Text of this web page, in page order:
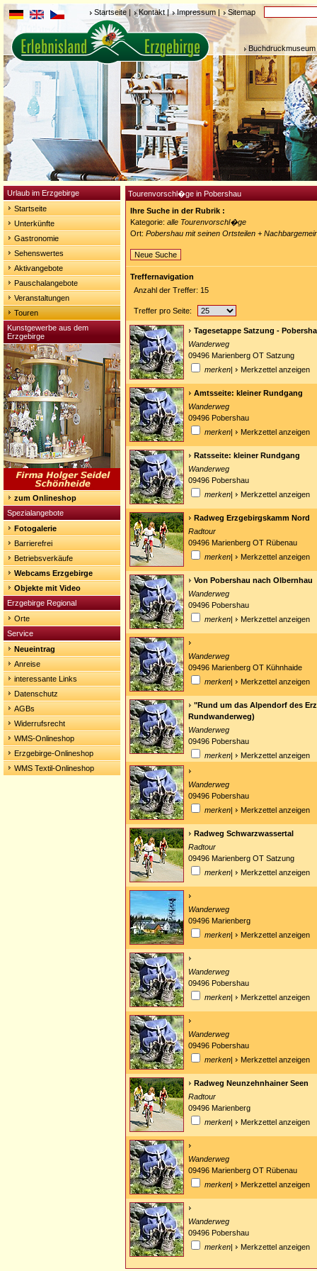
Startseite | Kontakt | Impressum | Sitemap
Urlaub im Erzgebirge
Startseite
Unterkünfte
Gastronomie
Sehenswertes
Aktivangebote
Pauschalangebote
Veranstaltungen
Touren
Kunstgewerbe aus dem
Erzgebirge
zum Onlineshop
Spezialangebote
Fotogalerie
Barrierefrei
Betriebsverkäufe
Webcams Erzgebirge
Objekte mit Video
Erzgebirge Regional
Orte
Service
Neueintrag
Anreise
interessante Links
Datenschutz
AGBs
Widerrufsrecht
WMS-Onlineshop
Erzgebirge-Onlineshop
WMS Textil-Onlineshop
Tourenvorschl�ge in Pobershau
Ihre Suche in der Rubrik :
Kategorie: alle Tourenvorschl�ge
Ort: Pobershau mit seinen Ortsteilen +
Neue Suche
Treffernavigation
Anzahl der Treffer: 15
Treffer pro Seite:
Tagesetappe Satzung -
Wanderweg
09496 Marienberg OT Satzung
merken| Merkzettel anzeigen
Amtsseite: kleiner Rundgang
Wanderweg
09496 Pobershau
merken| Merkzettel anzeigen
Ratsseite: kleiner Rundgang
Wanderweg
09496 Pobershau
merken| Merkzettel anzeigen
Radweg Erzgebirgskamm Nord
Radtour
09496 Marienberg OT Rübenau
merken| Merkzettel anzeigen
Von Pobershau nach Olbernhau
Wanderweg
09496 Pobershau
merken| Merkzettel anzeigen
Wanderweg
09496 Marienberg OT Kühnhaide
merken| Merkzettel anzeigen
"Rund um das Alpendorf des
Rundwanderweg)
Wanderweg
09496 Pobershau
merken| Merkzettel anzeigen
Wanderweg
09496 Pobershau
merken| Merkzettel anzeigen
Radweg Schwarzwassertal
Radtour
09496 Marienberg OT Satzung
merken| Merkzettel anzeigen
Wanderweg
09496 Marienberg
merken| Merkzettel anzeigen
Wanderweg
09496 Pobershau
merken| Merkzettel anzeigen
Wanderweg
09496 Pobershau
merken| Merkzettel anzeigen
Radweg Neunzehnhainer Seen
Radtour
09496 Marienberg
merken| Merkzettel anzeigen
Wanderweg
09496 Marienberg OT Rübenau
merken| Merkzettel anzeigen
Wanderweg
09496 Pobershau
merken| Merkzettel anzeigen